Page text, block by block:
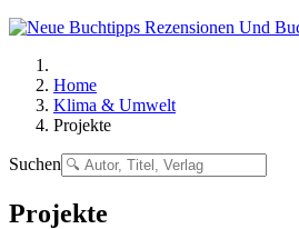
Home
Klima & Umwelt
Projekte
Suchen
Projekte